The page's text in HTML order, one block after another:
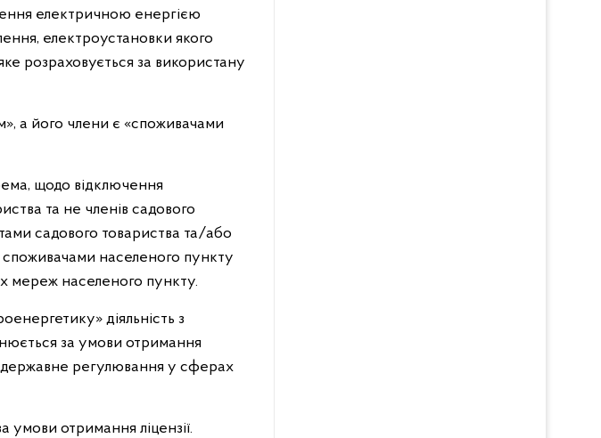
електричною енергією
електроустановки якого
розраховується за використану
а його члени є «споживачами
щодо відключення
та не членів садового
садового товариства та/або
населеного пункту
мереж населеного пункту.
діяльність з
за умови отримання
державне регулювання у сферах
умови отримання ліцензії.